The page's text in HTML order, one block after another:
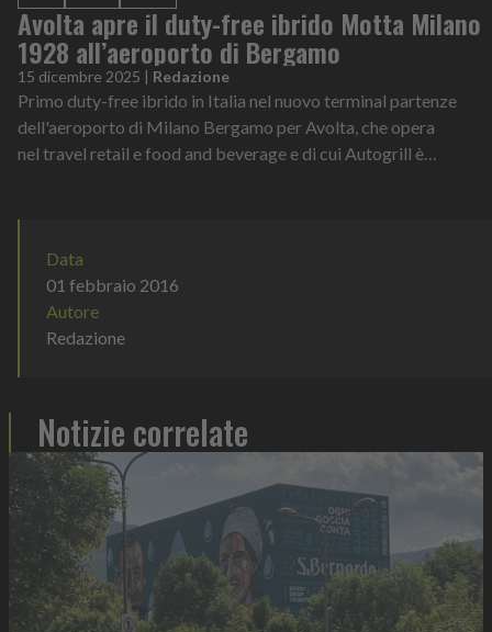
Avolta apre il duty-free ibrido Motta Milano
1928 all’aeroporto di Bergamo
15 dicembre 2025 | Redazione
Primo duty-free ibrido in Italia nel nuovo terminal partenze
dell'aeroporto di Milano Bergamo per Avolta, che opera
nel travel retail e food and beverage e di cui Autogrill è
Data
01 febbraio 2016
Autore
Redazione
Notizie correlate